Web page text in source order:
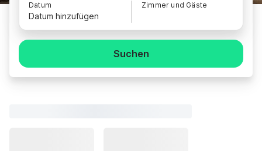
Datum
Datum hinzufügen
Zimmer und Gäste
Suchen